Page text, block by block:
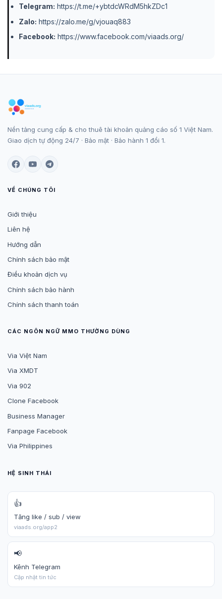
Telegram: https://t.me/+ybtdcWRdM5hkZDc1
Zalo: https://zalo.me/g/vjouaq883
Facebook: https://www.facebook.com/viaads.org/
Nền tảng cung cấp & cho thuê tài khoản quảng cáo số 1 Việt Nam.
Giao dịch tự động 24/7 · Bảo mật · Bảo hành 1 đổi 1.
VỀ CHÚNG TÔI
Giới thiệu
Liên hệ
Hướng dẫn
Chính sách bảo mật
Điều khoản dịch vụ
Chính sách bảo hành
Chính sách thanh toán
CÁC NGÔN NGỮ MMO THƯỜNG DÙNG
Via Việt Nam
Via XMDT
Via 902
Clone Facebook
Business Manager
Fanpage Facebook
Via Philippines
HỆ SINH THÁI
👍
Tăng like / sub / view
viaads.org/app2
📢
Kênh Telegram
Cập nhật tin tức